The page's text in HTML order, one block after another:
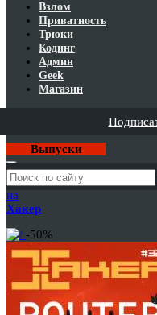
Взлом
Приватность
Трюки
Кодинг
Админ
Geek
Магазин
Выпуски
Годовая
подписка
на
Хакер
-50%